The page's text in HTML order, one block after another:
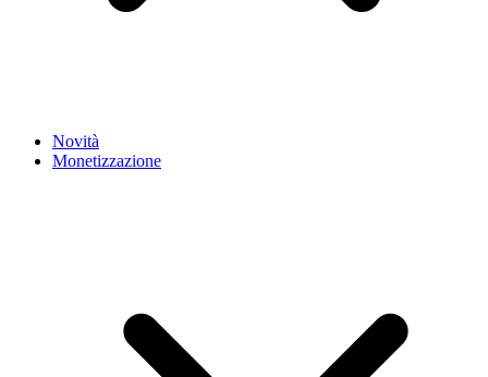
Novità
Monetizzazione